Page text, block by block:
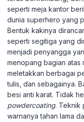
seperti meja kantor
dunia superhero yang
Bentuk kakinya
seperti segitiga yang
menjadi penyangga
menopang bagian atas
meletakkan berbagai
tulis, dan sebagainya.
besi anti karat. Tidak
powdercoating. Teknik
warnanya tahan lama